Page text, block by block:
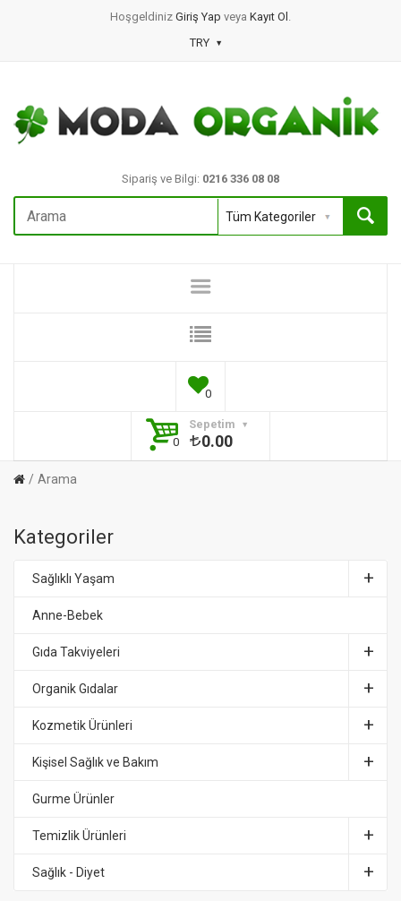
Hoşgeldiniz Giriş Yap veya Kayıt Ol .
TRY
Sipariş ve Bilgi: 0216 336 08 08
0
Sepetim
0
0.00
Arama
Kategoriler
Sağlıklı Yaşam
Anne-Bebek
Gıda Takviyeleri
Organik Gıdalar
Kozmetik Ürünleri
Kişisel Sağlık ve Bakım
Gurme Ürünler
Temizlik Ürünleri
Sağlık - Diyet